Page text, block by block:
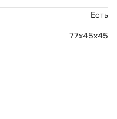
Есть
77x45x45